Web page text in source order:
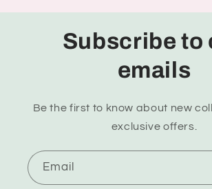
Subscribe to
emails
Be the first to know about new
exclusive offers.
Email